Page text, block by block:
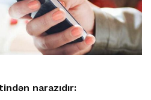
narazıdır: